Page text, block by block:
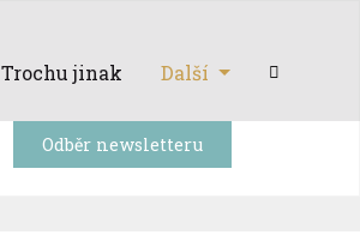
Trochu jinak Další
Odběr newsletteru